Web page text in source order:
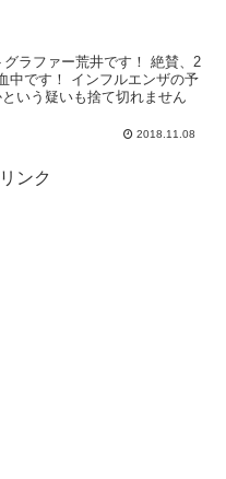
ラファー荒井です！ 絶賛、2
中です！ インフルエンザの予
いう疑いも捨て切れません
2018.11.08
ンク